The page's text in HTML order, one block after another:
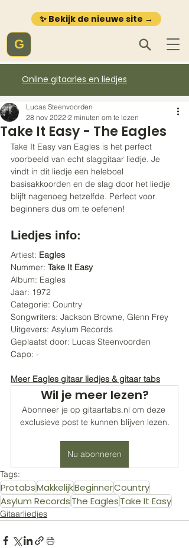
✨ Bekijk de nieuwe site →
G
Online gitaarles en liedjes
Take It Easy - The Eagles
Lucas Steenvoorden
28 nov 2022 2 minuten om te lezen
Take It Easy van Eagles is het perfect
voorbeeld van echt slaggitaar liedje. Je
vindt in dit liedje een heleboel
basisakkoorden en de slag door het liedje
blijft nagenoeg hetzelfde. Perfect voor
beginners dus om te oefenen!
Liedjes info:
Artiest: Eagles
Nummer: Take It Easy
Album: Eagles
Jaar: 1972
Categorie: Country
Songwriters: Jackson Browne, Glenn Frey
Uitgevers: Asylum Records
Geplaatst door: Lucas Steenvoorden
Capo: -
Meer Eagles gitaar liedjes & gitaar tabs
Wil je meer lezen?
Abonneer je op gitaartabs.nl om deze
exclusieve post te kunnen blijven lezen.
Nu abonneren
Tags:
ProtabsMakkelijkBeginnerCountry
Asylum RecordsThe EaglesTake It Easy
Gitaarliedjes